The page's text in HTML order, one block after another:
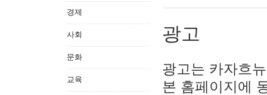
경제
사회
문화
교육
광고
광고는 카자흐
본 홈페이지에